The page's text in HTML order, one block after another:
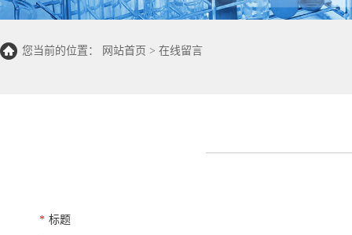
您当前的位置： 网站首页 > 在线留言
* 标题